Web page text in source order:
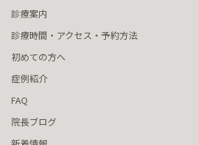
診療案内
診療時間・アクセス・予約方法
初めての方へ
症例紹介
FAQ
院長ブログ